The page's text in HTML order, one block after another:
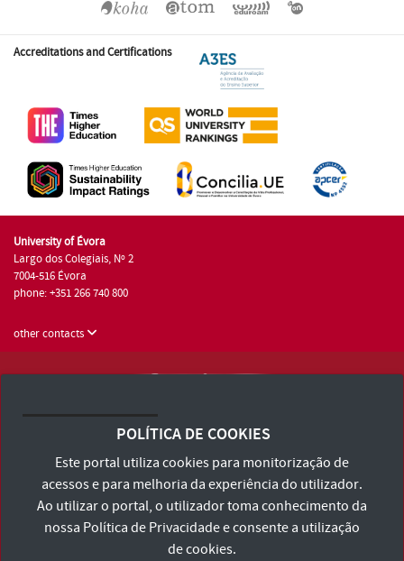
Accreditations and Certifications
University of Évora
Largo dos Colegiais, Nº 2
7004-516 Évora
phone: +351 266 740 800
other contacts
Terms and Conditions and Privacy Policy
Accessibility Statement
POLÍTICA DE COOKIES
Este portal utiliza cookies para monitorização de
acessos e para melhoria da experiência do utilizador.
Ao utilizar o portal, o utilizador toma conhecimento da
nossa Política de Privacidadee consente a utilização
de cookies.